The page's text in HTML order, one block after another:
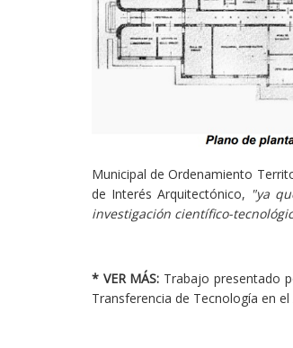
Municipal de Ordenamiento
de Interés Arquitectónico, "ya
investigación científico-
* VER MÁS: Trabajo presentado
Transferencia de Tecnología en